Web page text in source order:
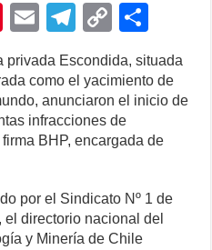
Pi
nt
er
e
st
E
m
ail
T
e
gr
a
C
o
p
y
Li
k
ar
e
privada Escondida, situada
como el yacimiento de
anunciaron el inicio de
infracciones de
BHP, encargada de
por el Sindicato Nº 1 de
directorio nacional del
y Minería de Chile